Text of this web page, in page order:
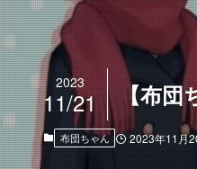
【布団
2023
11/21
布団ちゃん 2023年11月